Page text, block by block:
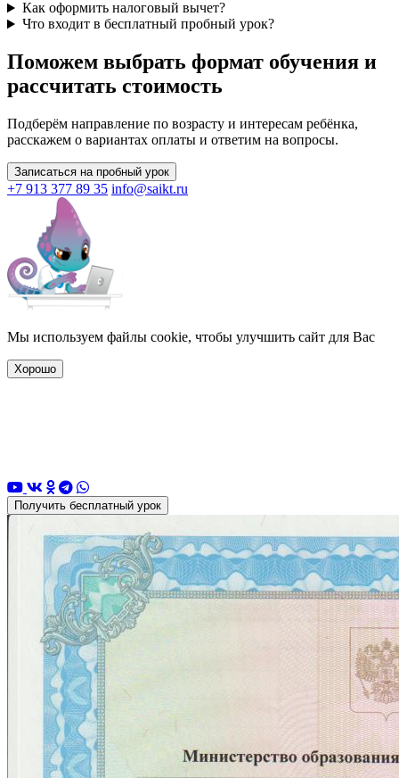
Как оформить налоговый вычет?
Что входит в бесплатный пробный урок?
Поможем выбрать формат обучения и
рассчитать стоимость
Подберём направление по возрасту и интересам ребёнка,
расскажем о вариантах оплаты и ответим на вопросы.
Записаться на пробный урок
+7 913 377 89 35 info@saikt.ru
Мы используем файлы cookie, чтобы улучшить сайт для Вас
Хорошо
Получить бесплатный урок